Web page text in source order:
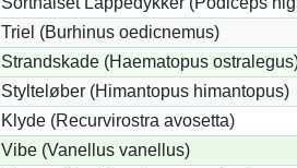
Triel (Burhinus oedicnemus)
Strandskade (Haematopus
Stylteløber (Himantopus himantopus)
Klyde (Recurvirostra avosetta)
Vibe (Vanellus vanellus)